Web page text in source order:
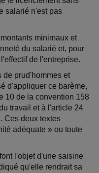
salarié n'est pas
minimaux et
du salarié et, pour
de l'entreprise.
de prud'hommes et
d'appliquer ce barème,
10 de la convention 158
travail et à l'article 24
Ces deux textes
adéquate » ou toute
l'objet d'une saisine
qu'elle rendrait sa